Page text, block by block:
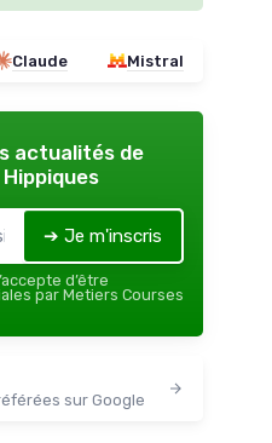
Claude Mistral
actualités de
➔ Je m'inscris
d’être
par Metiers Courses
sur Google